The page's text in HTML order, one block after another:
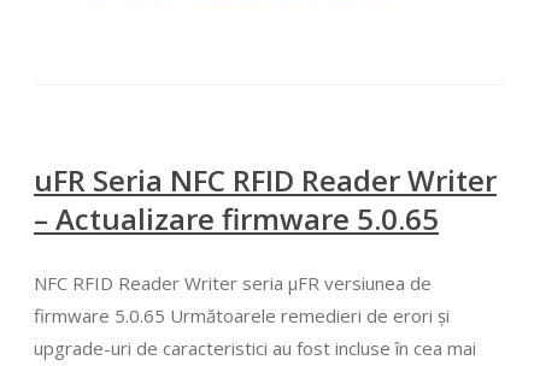
uFR Seria NFC RFID Reader Writer
– Actualizare firmware 5.0.65
NFC RFID Reader Writer seria μFR versiunea de
firmware 5.0.65 Următoarele remedieri de erori și
upgrade-uri de caracteristici au fost incluse în cea mai